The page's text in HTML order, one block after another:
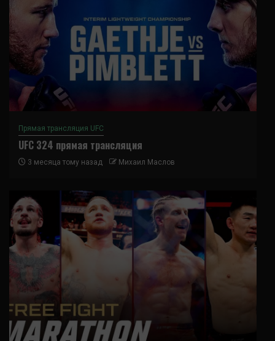
Прямая трансляция UFC
UFC 324 прямая трансляция
3 месяца тому назад Михаил Маслов